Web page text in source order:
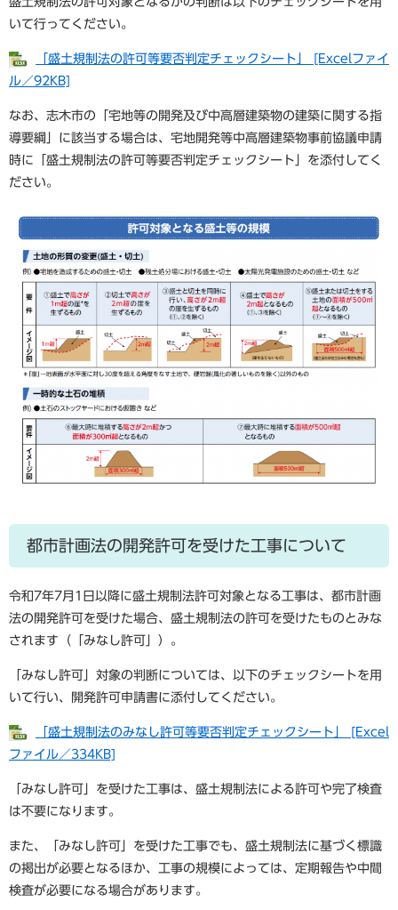
いて行ってください。
「盛土規制法の許可等要否判定チェックシート」 [Excelファイ
ル／92KB]
なお、志木市の「宅地等の開発及び中高層建築物の建築に関する指
導要綱」に該当する場合は、宅地開発等中高層建築物事前協議申請
時に「盛土規制法の許可等要否判定チェックシート」を添付してく
ださい。
都市計画法の開発許可を受けた工事について
令和7年7月1日以降に盛土規制法許可対象となる工事は、都市計画
法の開発許可を受けた場合、盛土規制法の許可を受けたものとみな
されます（「みなし許可」）。
「みなし許可」対象の判断については、以下のチェックシートを用
いて行い、開発許可申請書に添付してください。
「盛土規制法のみなし許可等要否判定チェックシート」 [Excel
ファイル／334KB]
「みなし許可」を受けた工事は、盛土規制法による許可や完了検査
は不要になります。
また、「みなし許可」を受けた工事でも、盛土規制法に基づく標識
の掲出が必要となるほか、工事の規模によっては、定期報告や中間
検査が必要になる場合があります。